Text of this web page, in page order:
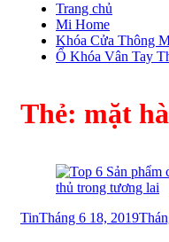
contentTrang chủ
Mi Home
Khóa Cửa Thông
Ổ Khóa Vân Tay
Thẻ: mặt
TinPosted
Tháng 6 18, 2019